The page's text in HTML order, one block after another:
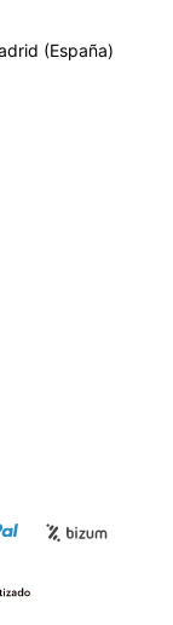
(España)